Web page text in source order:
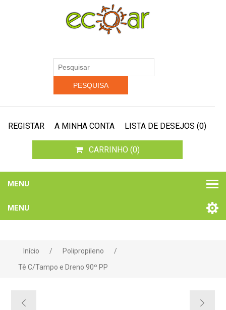
REGISTAR A MINHA CONTA LISTA DE DESEJOS (0)
CARRINHO (0)
MENU
MENU
Início / Polipropileno
/
Tê C/Tampo e Dreno 90º PP